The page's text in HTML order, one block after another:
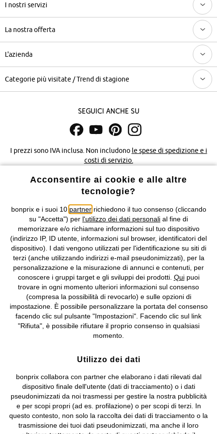
I nostri servizi
La nostra offerta
L'azienda
Categorie più visitate / Trend di stagione
Seguici anche su
I prezzi sono IVA inclusa. Non includono le spese di spedizione e i
costi di servizio.
Condizioni di vendita Accessibilità
Informativa privacy e cookie Gestione dei cookie
Informazioni legali Diritto di recesso
©2026 bonprix.Tutti i diritti riservati.
bonprix S.r.l. con socio unico, sede legale: via Adua 33 - 13855
Valdengo (BI) C.F. 01510910027 - P.I. 01939830020, Reg. Imprese di
Biella n. 01510910027, R.E.A. BI - 171345, N. Reg. Pile:
IT09060P00000858, N. Reg. AEE: IT08020000002105 Capitale
Sociale: euro 1.000.000 i.v, Società soggetta all'attività di direzione
e coordinamento di bonprix Beteiligungs -Verwaltungsgesellschaft
mbH.
Acconsentire ai cookie e alle altre
tecnologie?
bonprix e i suoi 10 partnerrichiedono il tuo consenso (cliccando
su "Accetta") per l'utilizzo dei dati personali al fine di
memorizzare e/o richiamare informazioni sul tuo dispositivo
(indirizzo IP, ID utente, informazioni sul browser, identificatori del
dispositivo). I dati vengono utilizzati per l'identificazione su siti di
terzi (anche utilizzando indirizzi e-mail pseudonimizzati), per la
personalizzazione e la misurazione di annunci e contenuti, per
conoscere i gruppi target e gli sviluppi dei prodotti. Quipuoi
trovare in ogni momento ulteriori informazioni sul consenso
(compresa la possibilità di revocarlo) e sulle opzioni di
impostazione. È possibile personalizzare la portata del consenso
facendo clic sul pulsante "Impostazioni". Facendo clic sul link
"Rifiuta", è possibile rifiutare il proprio consenso in qualsiasi
momento.
Utilizzo dei dati
bonprix collabora con partner che elaborano i dati rilevati dal
dispositivo finale dell'utente (dati di tracciamento) o i dati
pseudonimizzati da noi trasmessi per gestire la nostra pubblicità
e per scopi propri (ad es. profilazione) o per scopi di terzi. In
questo contesto, non solo la raccolta dei dati di tracciamento o la
trasmissione dei tuoi dati pseudonimizzati, ma anche il loro